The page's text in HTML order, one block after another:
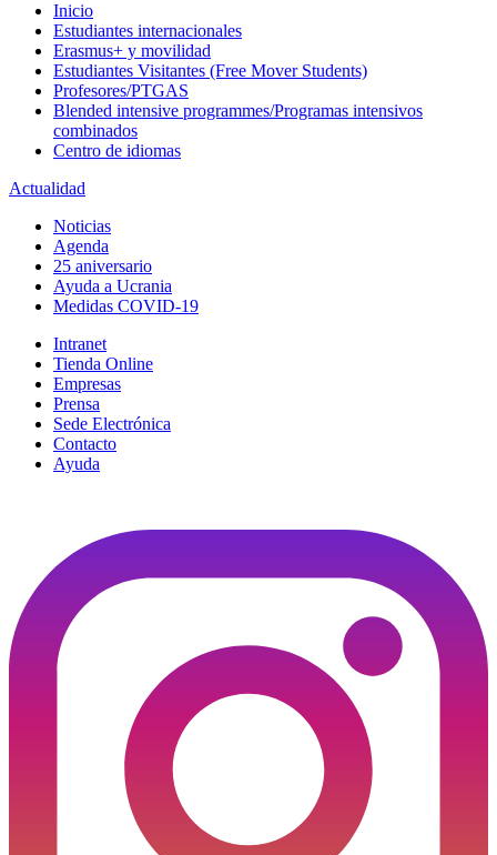
Inicio
Estudiantes internacionales
Erasmus+ y movilidad
Estudiantes Visitantes (Free Mover Students)
Profesores/PTGAS
Blended intensive programmes/Programas intensivos
combinados
Centro de idiomas
Actualidad
Noticias
Agenda
25 aniversario
Ayuda a Ucrania
Medidas COVID-19
Intranet
Tienda Online
Empresas
Prensa
Sede Electrónica
Contacto
Ayuda